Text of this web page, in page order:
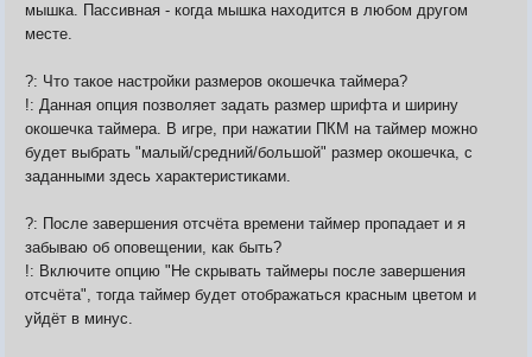
мышка. Пассивная - когда мышка находится в любом другом
месте.
?: Что такое настройки размеров окошечка таймера?
!: Данная опция позволяет задать размер шрифта и ширину
окошечка таймера. В игре, при нажатии ПКМ на таймер можно
будет выбрать "малый/средний/большой" размер окошечка, с
заданными здесь характеристиками.
?: После завершения отсчёта времени таймер пропадает и я
забываю об оповещении, как быть?
!: Включите опцию "Не скрывать таймеры после завершения
отсчёта", тогда таймер будет отображаться красным цветом и
уйдёт в минус.